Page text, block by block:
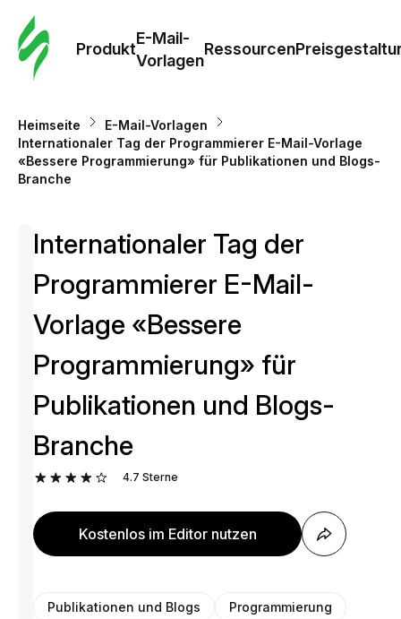
Produkt
E-Mail-
Vorlagen
Ressourcen
Heimseite
E-Mail-Vorlagen
Internationaler Tag der Programmierer E-Mail-Vorlage
«Bessere Programmierung» für Publikationen und Blogs-
Branche
Internationaler Tag der
Programmierer E-Mail-
Vorlage «Bessere
Programmierung» für
Publikationen und Blogs-
Branche
4.7 Sterne
Kostenlos im Editor nutzen
Publikationen und Blogs
Programmierung